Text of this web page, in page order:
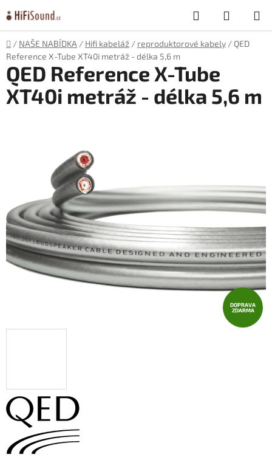
na
obsah
Hledat
KOŠÍK
Domů
/ NAŠE NABÍDKA / Hifi kabeláž / reproduktorové kabely / QED
Reference X-Tube XT40i metráž - délka 5,6 m
QED Reference X-Tube
XT40i metráž - délka 5,6 m
DOPRAVA
ZDARMA